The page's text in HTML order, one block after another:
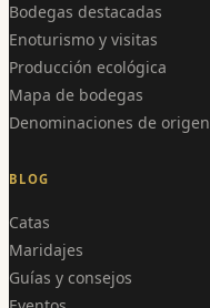
Bodegas destacadas
Enoturismo y visitas
Producción ecológica
Mapa de bodegas
Denominaciones de origen
BLOG
Catas
Maridajes
Guías y consejos